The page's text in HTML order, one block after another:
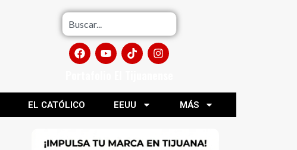
EL CATÓLICO EEUU MÁS